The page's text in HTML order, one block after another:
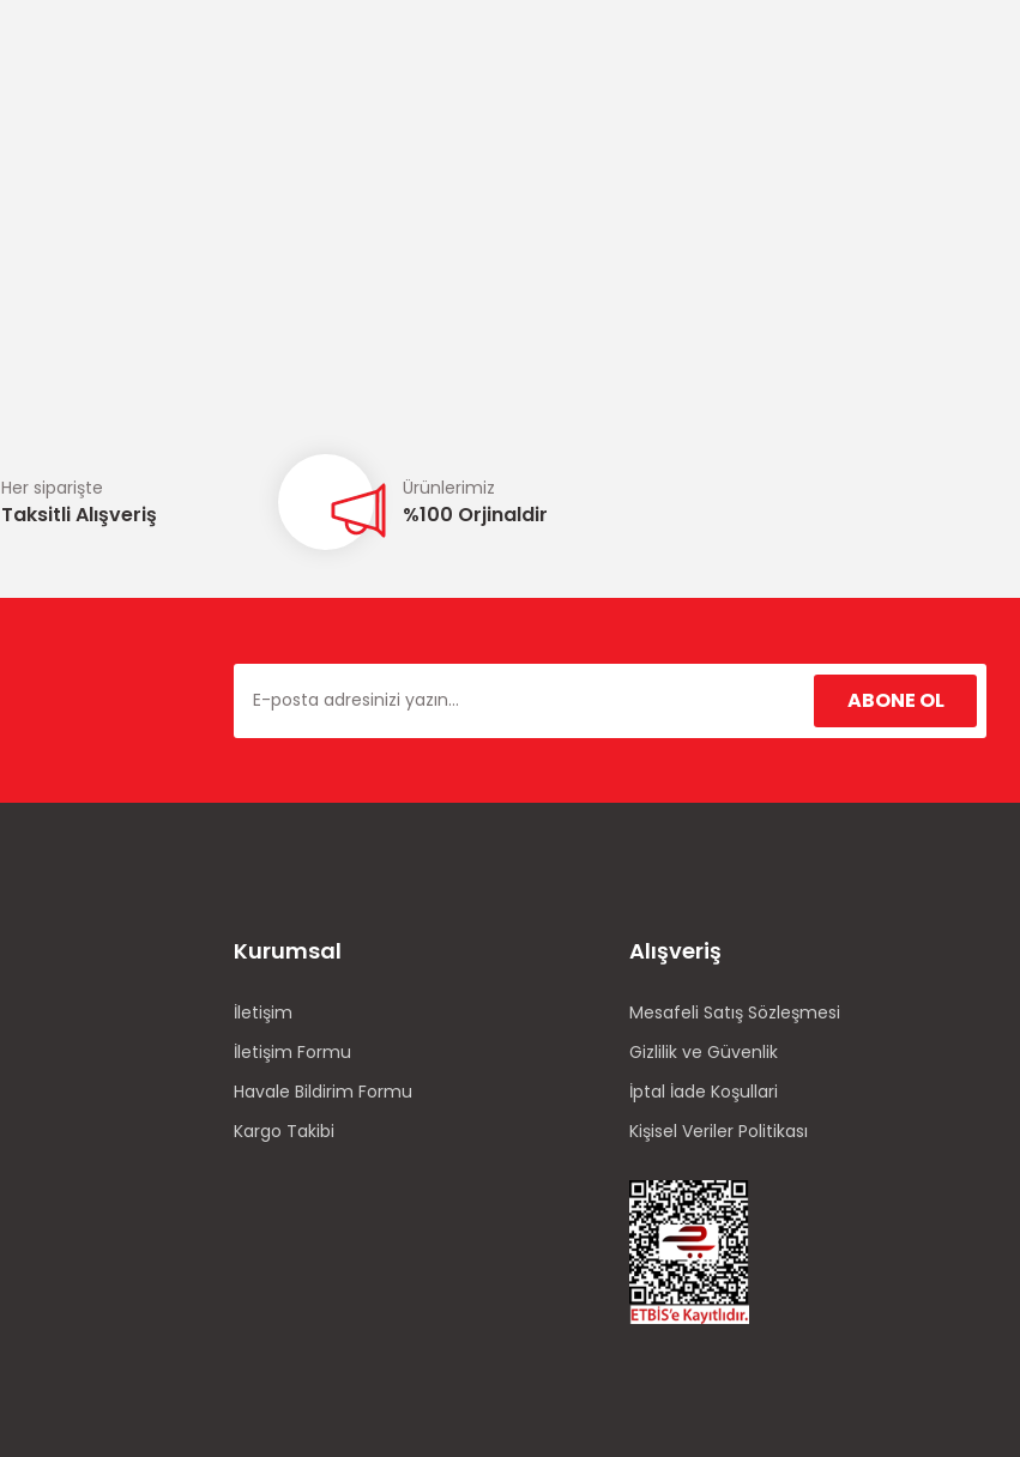
Her siparişte
Taksitli Alışveriş
Ürünlerimiz
%100 Orjinaldir
ABONE OL
Kurumsal
İletişim
İletişim Formu
Havale Bildirim Formu
Kargo Takibi
Alışveriş
Mesafeli Satış Sözleşmesi
Gizlilik ve Güvenlik
İptal İade Koşullari
Kişisel Veriler Politikası